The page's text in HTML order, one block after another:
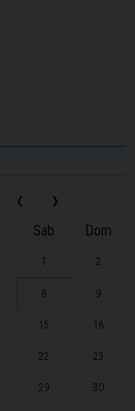
‹ ›
Sab Dom
1 2
8 9
15 16
22 23
29 30